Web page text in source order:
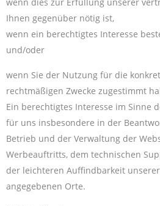
wenn dies zur Erfüllung unserer
Ihnen gegenüber nötig ist,
wenn ein berechtigtes Interesse
und/oder
wenn Sie der Nutzung für die
rechtmäßigen Zwecke zugestimmt
Ein berechtigtes Interesse im Sinne
für uns insbesondere in der
Betrieb und der Verwaltung der
Werbeauftritts, dem technischen
der leichteren Auffindbarkeit
angegebenen Orte.